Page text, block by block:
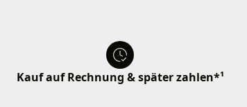
Kauf auf Rechnung & später zahlen*¹